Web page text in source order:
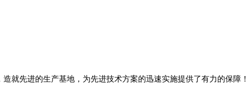
就先进的生产基地，为先进技术方案的迅速实施提供了有力的保障！